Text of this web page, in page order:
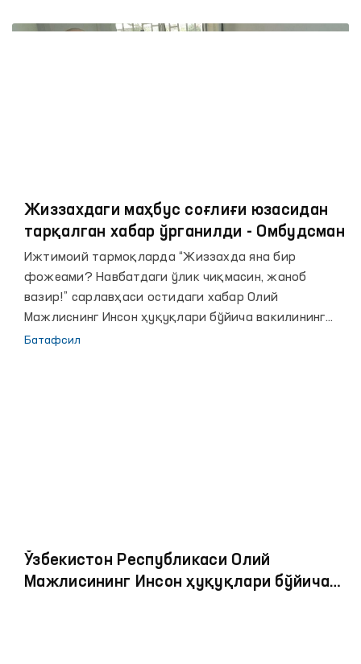
юзасидан расмий муносабат билдирилган ва ушбу
Жиззахдаги маҳбус соғлиғи юзасидан
тарқалган хабар ўрганилди - Омбудсман
Ижтимоий тармоқларда “Жиззахда яна бир
фожеами? Навбатдаги ўлик чиқмасин, жаноб
вазир!” сарлавҳаси остидаги хабар Олий
Мажлиснинг Инсон ҳуқуқлари бўйича вакилининг
(омбудсманнинг) назорати остида ўрганилди.
Батафсил
Ўзбекистон Республикаси Олий
Мажлисининг Инсон ҳуқуқлари бўйича